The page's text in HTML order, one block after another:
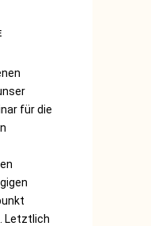
für die
Letztlich